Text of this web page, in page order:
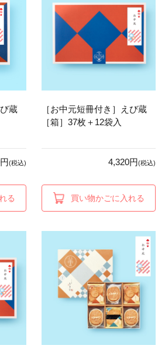
蔵
(税込)
る
［お中元短冊付き］えび蔵
［箱］37枚＋12袋入
4,320円(税込)
買い物かごに入れる